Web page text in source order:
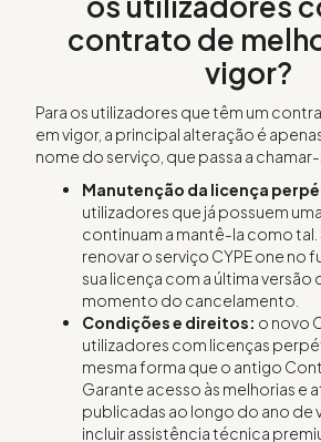
contrato de
vigor?
Para os utilizadores que têm um
em vigor, a principal alteração é
nome do serviço, que passa a chamar-
Manutenção da licença
utilizadores que já possuem
continuam a mantê-la como
renovar o serviço CYPE one no
sua licença com a última versão
momento do cancelamento.
Condições e direitos: o novo
utilizadores com licenças
mesma forma que o antigo
Garante acesso às melhorias e
publicadas ao longo do ano de
incluir assistência técnica